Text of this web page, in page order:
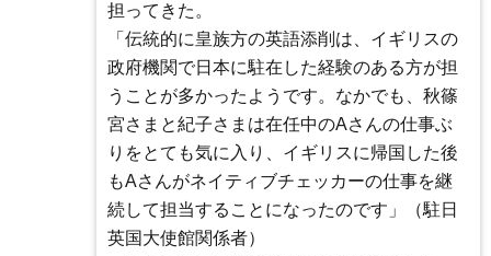
担ってきた。
「伝統的に皇族方の英語添削は、イギリスの
政府機関で日本に駐在した経験のある方が担
うことが多かったようです。なかでも、秋篠
宮さまと紀子さまは在任中のAさんの仕事ぶ
りをとても気に入り、イギリスに帰国した後
もAさんがネイティブチェッカーの仕事を継
続して担当することになったのです」（駐日
英国大使館関係者）